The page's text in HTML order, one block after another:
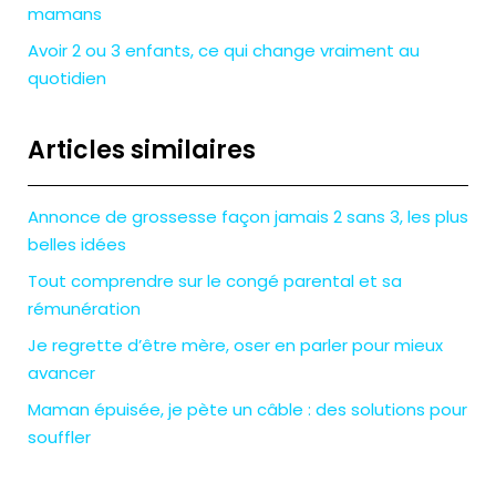
mamans
Avoir 2 ou 3 enfants, ce qui change vraiment au
quotidien
Articles similaires
Annonce de grossesse façon jamais 2 sans 3, les plus
belles idées
Tout comprendre sur le congé parental et sa
rémunération
Je regrette d’être mère, oser en parler pour mieux
avancer
Maman épuisée, je pète un câble : des solutions pour
souffler